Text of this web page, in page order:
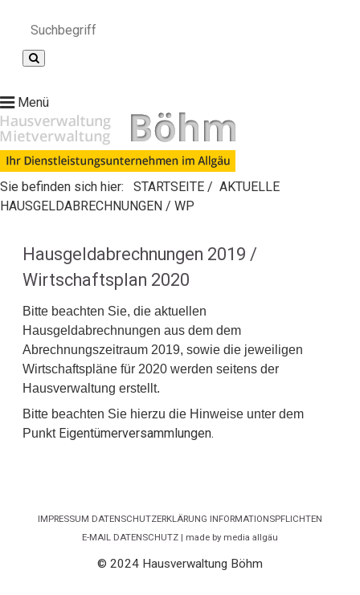
Menü
Sie befinden sich hier: STARTSEITE / AKTUELLE
HAUSGELDABRECHNUNGEN / WP
Hausgeldabrechnungen 2019 /
Wirtschaftsplan 2020
Bitte beachten Sie, die aktuellen
Hausgeldabrechnungen aus dem dem
Abrechnungszeitraum 2019, sowie die jeweiligen
Wirtschaftspläne für 2020 werden seitens der
Hausverwaltung erstellt.
Bitte beachten Sie hierzu die Hinweise unter dem
Punkt Eigentümerversammlungen.
IMPRESSUM DATENSCHUTZERKLÄRUNG INFORMATIONSPFLICHTEN
E-MAIL DATENSCHUTZ | made by media allgäu
© 2024 Hausverwaltung Böhm